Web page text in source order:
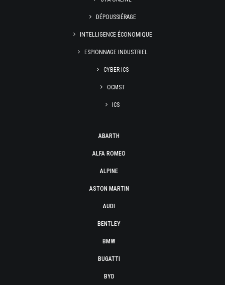
DÉPOUSSIÉRAGE
INTELLIGENCE ÉCONOMIQUE
ESPIONNAGE INDUSTRIEL
CYBER ICS
OCMST
ICS
ABARTH
ALFA ROMEO
ALPINE
ASTON MARTIN
AUDI
BENTLEY
BMW
BUGATTI
BYD